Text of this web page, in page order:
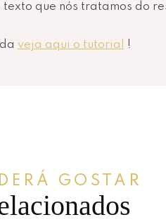
que nós tratamos do
veja aqui o tutorial !
GOSTAR